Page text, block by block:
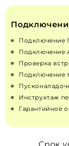
Подключение
Подключение
Проверка
Подключение
Инструктаж
Гарантийное